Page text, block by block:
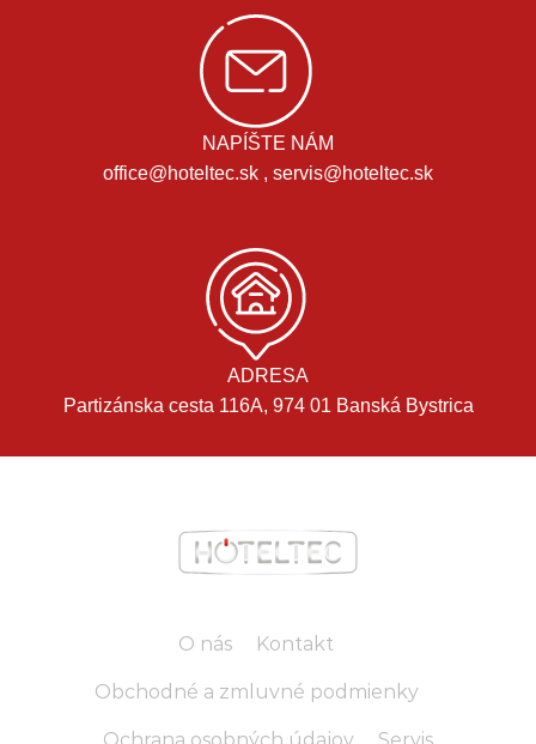
NAPÍŠTE NÁM
office@hoteltec.sk , servis@hoteltec.sk
ADRESA
Partizánska cesta 116A, 974 01 Banská Bystrica
O nás Kontakt
Obchodné a zmluvné podmienky
Ochrana osobných údajov Servis